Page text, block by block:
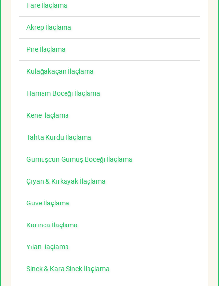
Fare İlaçlama
Akrep İlaçlama
Pire İlaçlama
Kulağakaçan İlaçlama
Hamam Böceği İlaçlama
Kene İlaçlama
Tahta Kurdu İlaçlama
Gümüşcün Gümüş Böceği İlaçlama
Çıyan & Kırkayak İlaçlama
Güve İlaçlama
Karınca İlaçlama
Yılan İlaçlama
Sinek & Kara Sinek İlaçlama